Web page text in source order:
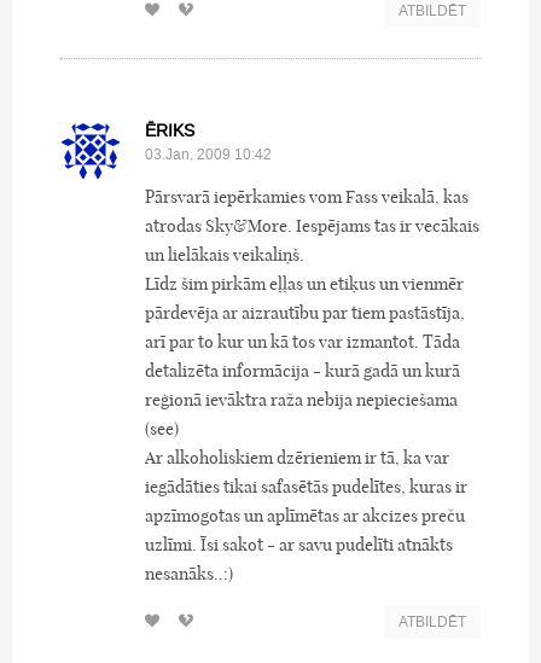
ATBILDĒT
ĒRIKS
03.Jan, 2009 10:42
Pārsvarā iepērkamies vom Fass veikalā, kas
atrodas Sky&More. Iespējams tas ir vecākais
un lielākais veikaliņš.
Līdz šim pirkām eļļas un etiķus un vienmēr
pārdevēja ar aizrautību par tiem pastāstīja,
arī par to kur un kā tos var izmantot. Tāda
detalizēta informācija - kurā gadā un kurā
reģionā ievāktra raža nebija nepieciešama
(see)
Ar alkoholiskiem dzērieniem ir tā, ka var
iegādāties tikai safasētās pudelītes, kuras ir
apzīmogotas un aplīmētas ar akcizes preču
uzlīmi. Īsi sakot - ar savu pudelīti atnākts
nesanāks..:)
ATBILDĒT